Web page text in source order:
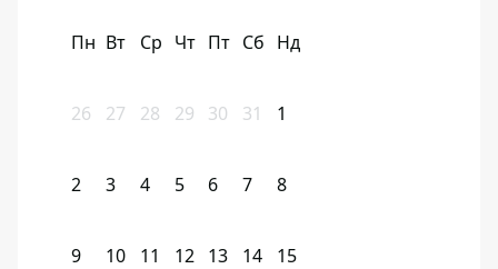
Пн Вт Ср Чт Пт Сб Нд
26 27 28 29 30 31 1
2 3 4 5 6 7 8
9 10 11 12 13 14 15